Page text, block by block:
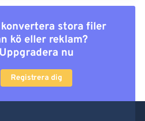
stora filer
kö eller reklam?
Uppgradera nu
Registrera dig